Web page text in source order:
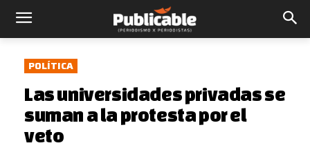
POLÍTICA
Las universidades privadas se
suman a la protesta por el
veto